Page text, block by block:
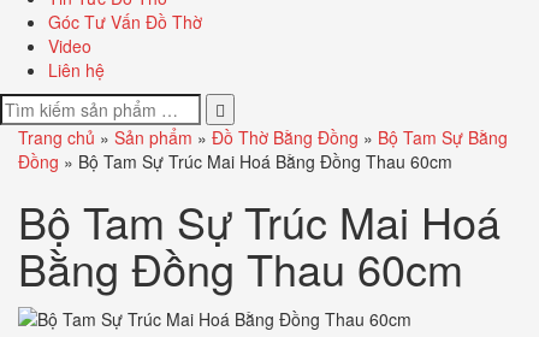
Góc Tư Vấn Đồ Thờ
Video
Liên hệ
Trang chủ » Sản phẩm » Đồ Thờ Bằng Đồng » Bộ Tam Sự Bằng
Đồng » Bộ Tam Sự Trúc Mai Hoá Bằng Đồng Thau 60cm
Bộ Tam Sự Trúc Mai Hoá
Bằng Đồng Thau 60cm